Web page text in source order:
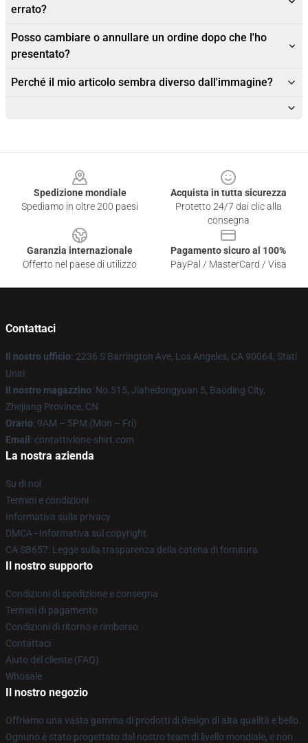
errato?
Posso cambiare o annullare un ordine dopo che l'ho
presentato?
Perché il mio articolo sembra diverso dall'immagine?
Spedizione mondiale
Spediamo in oltre 200 paesi
Acquista in tutta sicurezza
Protetto 24/7 dai clic alla
consegna
Garanzia internazionale
Offerto nel paese di utilizzo
Pagamento sicuro al 100%
PayPal / MasterCard / Visa
Contattaci
Il nostro ufficio: 2236 S Barrington Ave, Los Angeles, CA 90064, Stati
Uniti
Il nostro magazzino: No.515, Jiahedongyuan 5, Baoding City,
Zhejiang Province, CN
Orario: 9AM – 5PM (Mon – Fri)
Email : contattivlone-shirt.com
La nostra azienda
Su di noi
Termini e condizioni
Informativa sulla privacy
DMCA - Informativa sul copyright
CA SB657: Legge sulla trasparenza della catena di fornitura
Il nostro supporto
Condizioni di spedizione e consegna
Termini di pagamento
Condizioni di ritorno e rimborso
Contattaci
Aiuto del cliente (FAQ)
Whosale
Il nostro negozio
Offriamo una vasta gamma di prodotti di design di alta qualità e bello.
Ognuno è stato progettato dal nostro team di livello mondiale, e non